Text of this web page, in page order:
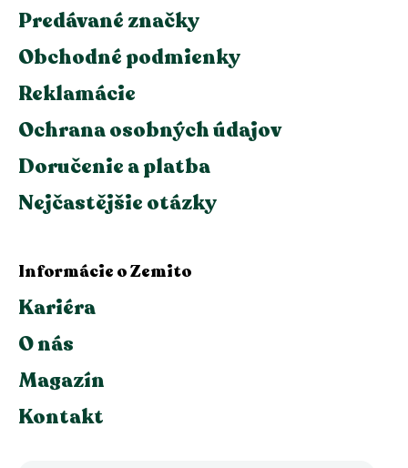
Predávané značky
Obchodné podmienky
Reklamácie
Ochrana osobných údajov
Doručenie a platba
Nejčastějšie otázky
Informácie o Zemito
Kariéra
O nás
Magazín
Kontakt